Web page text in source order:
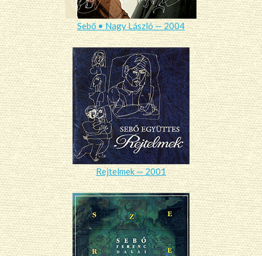
Sebő • Nagy László — 2004
Rejtelmek — 2001